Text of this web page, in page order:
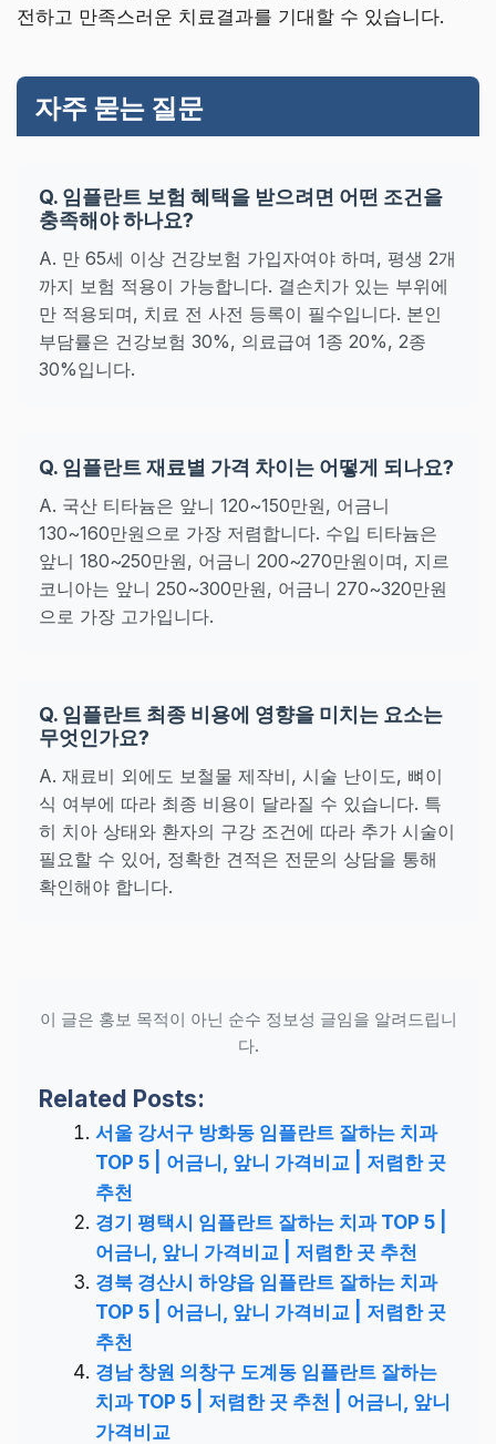
전하고 만족스러운 치료결과를 기대할 수 있습니다.
자주 묻는 질문
Q. 임플란트 보험 혜택을 받으려면 어떤 조건을
충족해야 하나요?
A. 만 65세 이상 건강보험 가입자여야 하며, 평생 2개
까지 보험 적용이 가능합니다. 결손치가 있는 부위에
만 적용되며, 치료 전 사전 등록이 필수입니다. 본인
부담률은 건강보험 30%, 의료급여 1종 20%, 2종
30%입니다.
Q. 임플란트 재료별 가격 차이는 어떻게 되나요?
A. 국산 티타늄은 앞니 120~150만원, 어금니
130~160만원으로 가장 저렴합니다. 수입 티타늄은
앞니 180~250만원, 어금니 200~270만원이며, 지르
코니아는 앞니 250~300만원, 어금니 270~320만원
으로 가장 고가입니다.
Q. 임플란트 최종 비용에 영향을 미치는 요소는
무엇인가요?
A. 재료비 외에도 보철물 제작비, 시술 난이도, 뼈이
식 여부에 따라 최종 비용이 달라질 수 있습니다. 특
히 치아 상태와 환자의 구강 조건에 따라 추가 시술이
필요할 수 있어, 정확한 견적은 전문의 상담을 통해
확인해야 합니다.
이 글은 홍보 목적이 아닌 순수 정보성 글임을 알려드립니
다.
Related Posts:
서울 강서구 방화동 임플란트 잘하는 치과
TOP 5 | 어금니, 앞니 가격비교 | 저렴한 곳
추천
경기 평택시 임플란트 잘하는 치과 TOP 5 |
어금니, 앞니 가격비교 | 저렴한 곳 추천
경북 경산시 하양읍 임플란트 잘하는 치과
TOP 5 | 어금니, 앞니 가격비교 | 저렴한 곳
추천
경남 창원 의창구 도계동 임플란트 잘하는
치과 TOP 5 | 저렴한 곳 추천 | 어금니, 앞니
가격비교